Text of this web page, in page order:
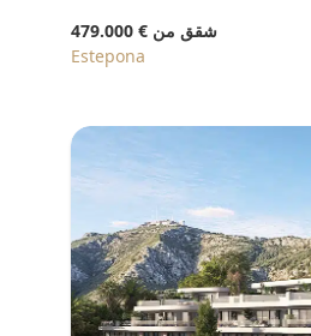
شقق من € 479.000
Estepona